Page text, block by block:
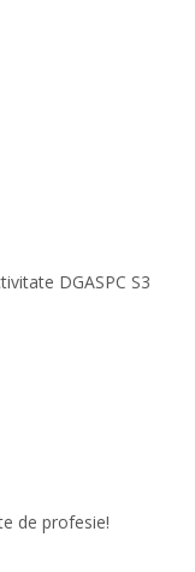
DGASPC S3
de profesie!